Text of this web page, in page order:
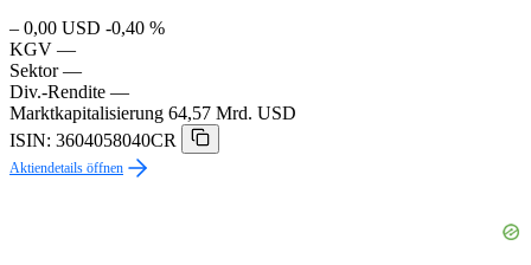
– 0,00 USD -0,40 %
KGV —
Sektor —
Div.-Rendite —
Marktkapitalisierung 64,57 Mrd. USD
ISIN: 3604058040CR
Aktiendetails öffnen